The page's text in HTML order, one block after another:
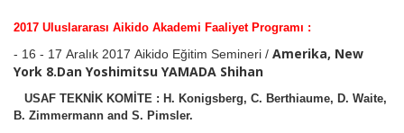
2017 Uluslararası Aikido Akademi Faaliyet Programı :
- 16 - 17 Aralık 2017 Aikido Eğitim Semineri / Amerika, New
York 8.Dan Yoshimitsu YAMADA Shihan
USAF TEKNİK KOMİTE : H. Konigsberg, C. Berthiaume, D. Waite,
B. Zimmermann and S. Pimsler.